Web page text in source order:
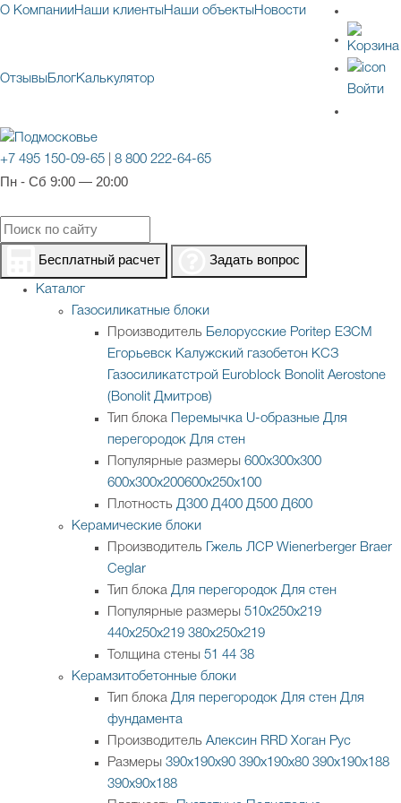
О КомпанииНаши клиентыНаши объектыНовости
ОтзывыБлогКалькулятор
Войти
+7 495 150-09-65 8 800 222-64-65
Пн - Сб 9:00 — 20:00
Бесплатный расчет Задать вопрос
Каталог
Газосиликатные блоки
Производитель Белорусские Poritep ЕЗСМ
Егорьевск Калужский газобетон КСЗ
Газосиликатстрой Euroblock Bonolit Aerostone
(Bonolit Дмитров)
Тип блока
Перемычка U-образные Для
перегородок Для стен
Популярные размеры 600х300х300
600х300х200600х250х100
Плотность Д300 Д400 Д500 Д600
Керамические блоки
Производитель
Гжель ЛСР Wienerberger Braer
Ceglar
Тип блока Для перегородок Для стен
Популярные размеры 510х250х219
440х250х219 380х250х219
Толщина стены 51 44 38
Керамзитобетонные блоки
Тип блока Для перегородок Для стен Для
фундамента
Производитель Алексин RRD Хоган Рус
Размеры 390х190х90 390х190х80 390х190х188
390х90х188